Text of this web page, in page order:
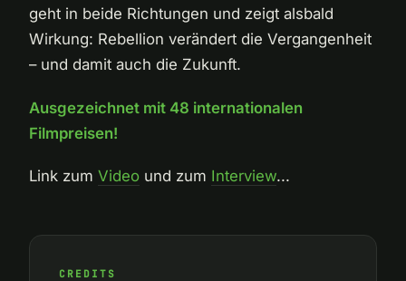
geht in beide Richtungen und zeigt alsbald
Wirkung: Rebellion verändert die Vergangenheit
– und damit auch die Zukunft.
Ausgezeichnet mit 48 internationalen
Filmpreisen!
Link zum Video und zum Interview...
CREDITS